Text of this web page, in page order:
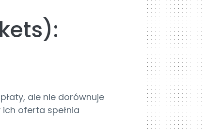
ale nie dorównuje
oferta spełnia